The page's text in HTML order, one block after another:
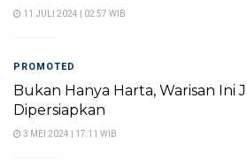
11 JULI 2024 | 02:57 WIB
PROMOTED
Bukan Hanya Harta, Warisan Ini
Dipersiapkan
3 MEI 2024 | 17:11 WIB